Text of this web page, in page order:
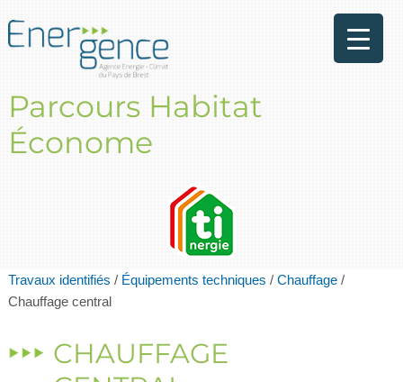
Parcours Habitat
Économe
Travaux identifiés / Équipements techniques / Chauffage/
Chauffage central
CHAUFFAGE